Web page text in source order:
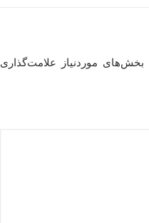
بخش‌های موردنیاز علامت‌گذاری